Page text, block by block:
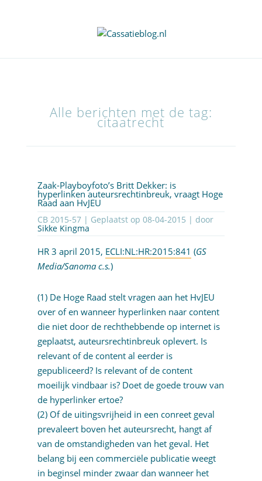
Alle berichten met de tag:
citaatrecht
Zaak-Playboyfoto’s Britt Dekker: is
hyperlinken auteursrechtinbreuk, vraagt Hoge
Raad aan HvJEU
CB 2015-57 | Geplaatst op 08-04-2015 | door
Sikke Kingma
HR 3 april 2015, ECLI:NL:HR:2015:841 (GS
Media/Sanoma c.s.)
(1) De Hoge Raad stelt vragen aan het HvJEU
over of en wanneer hyperlinken naar content
die niet door de rechthebbende op internet is
geplaatst, auteursrechtinbreuk oplevert. Is
relevant of de content al eerder is
gepubliceerd? Is relevant of de content
moeilijk vindbaar is? Doet de goede trouw van
de hyperlinker ertoe?
(2) Of de uitingsvrijheid in een conreet geval
prevaleert boven het auteursrecht, hangt af
van de omstandigheden van het geval. Het
belang bij een commerciële publicatie weegt
in beginsel minder zwaar dan wanneer het